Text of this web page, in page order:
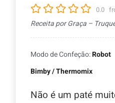
0.0
Receita por Graça –
Modo de Confeção:Robot
Bimby / Thermomix
Não é um paté